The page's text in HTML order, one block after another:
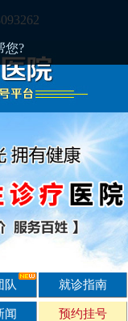
排名-周口男科医院
队 就诊指南
闻 预约挂号
您?